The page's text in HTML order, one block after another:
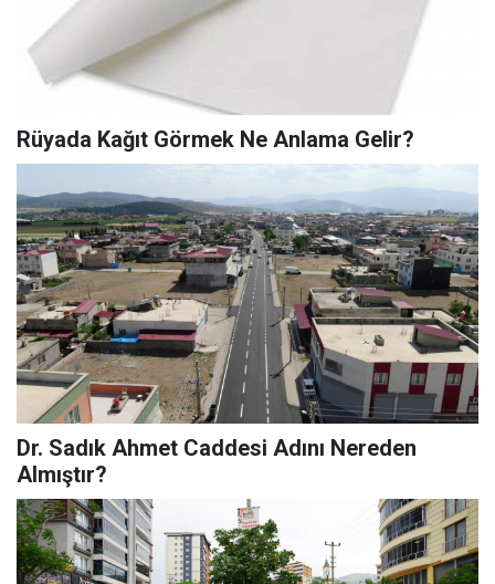
Rüyada Kağıt Görmek Ne Anlama Gelir?
Dr. Sadık Ahmet Caddesi Adını Nereden
Almıştır?